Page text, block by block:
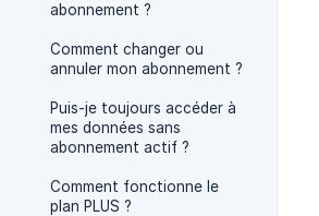
abonnement ?
Comment changer ou
annuler mon abonnement ?
Puis-je toujours accéder à
mes données sans
abonnement actif ?
Comment fonctionne le
plan PLUS ?